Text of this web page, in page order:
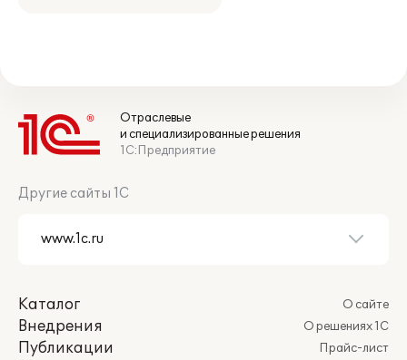
Отраслевые
и специализированные решения
1С:Предприятие
Другие сайты 1С
Каталог
Внедрения
Публикации
О сайте
О решениях 1С
Прайс-лист